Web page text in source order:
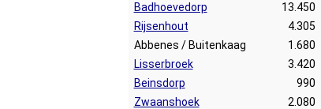
Badhoevedorp 13.450
Rijsenhout 4.305
Abbenes / Buitenkaag 1.680
Lisserbroek 3.420
Beinsdorp 990
Zwaanshoek 2.080